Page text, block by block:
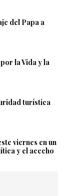
del Papa a
la Vida y la
turística
viernes en un
y el acecho